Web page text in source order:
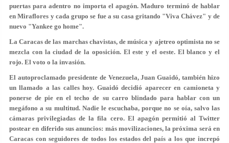
puertas para adentro no importa el apagón. Maduro terminó de hablar
en Miraflores y cada grupo se fue a su casa gritando "Viva Chávez" y de
nuevo "Yankee go home".
La Caracas de las marchas chavistas, de música y ajetreo optimista no se
mezcla con la ciudad de la oposición. El este y el oeste. El blanco y el
rojo. El voto o la invasión.
El autoproclamado presidente de Venezuela, Juan Guaidó, también hizo
un llamado a las calles hoy. Guaidó decidió aparecer en camioneta y
ponerse de pie en el techo de su carro blindado para hablar con un
megáfono a su multitud. Nadie le escuchaba, porque no se oía, salvo las
cámaras privilegiadas de la fila cero. El apagón permitió al Twitter
postear en diferido sus anuncios: más movilizaciones, la próxima será en
Caracas con seguidores de todos los estados del país a los que increpó